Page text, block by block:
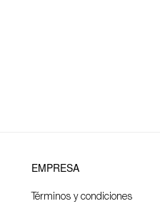
EMPRESA
Términos y condiciones